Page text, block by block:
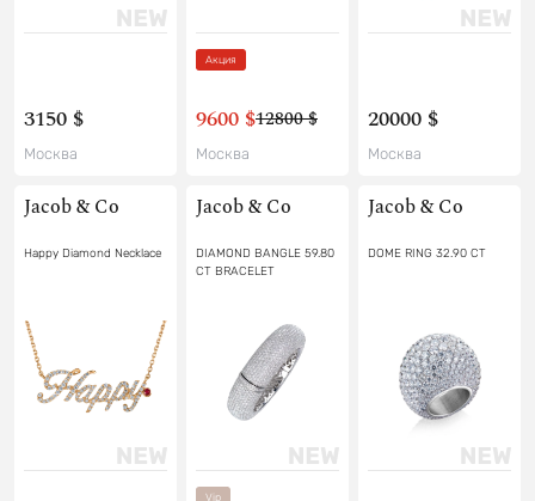
3150 $
Москва
Акция
9600 $12800 $
Москва
20000 $
Москва
Jacob & Co
Happy Diamond Necklace
Jacob & Co
DIAMOND BANGLE 59.80
CT BRACELET
Vip
Jacob & Co
DOME RING 32.90 CT